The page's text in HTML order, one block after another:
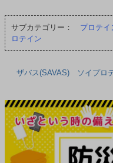
サブカテゴリー： プロテイ
ロテイン
ザバス(SAVAS) ソイプ